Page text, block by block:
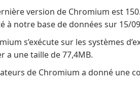
version de Chromium est
à notre base de données sur 15/
s’exécute sur les systèmes
a une taille de 77,4MB.
de Chromium a donné une